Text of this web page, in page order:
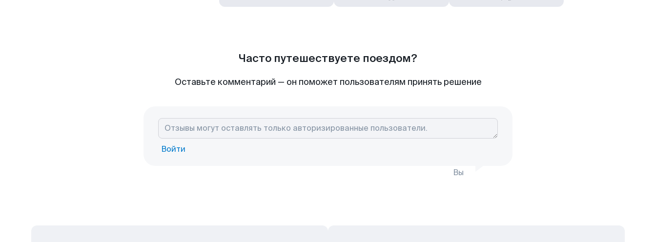
Часто путешествуете поездом?
Оставьте комментарий — он поможет пользователям принять решение
Войти
Вы